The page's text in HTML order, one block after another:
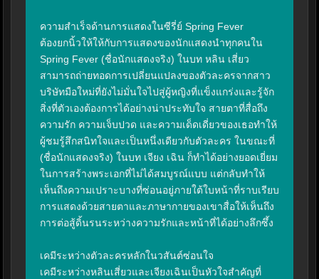
ความสำเร็จด้านการแสดงในซีรี่ย์ Spring Fever
ต้องยกนิ้วให้ให้กับการแสดงของนักแสดงนำทุกคนใน
Spring Fever (ชื่อนักแสดงจริง) ในบท หลิน เสี่ยว
สามารถถ่ายทอดการเปลี่ยนแปลงของตัวละครจากสาว
บริษัทมือใหม่ที่ยังไม่มั่นใจไปสู่ผู้หญิงที่แข็งแกร่งและรู้จัก
สิ่งที่ตัวเองต้องการได้อย่างน่าประทับใจ สายตาที่สื่อถึง
ความรัก ความเจ็บปวด และความเด็ดเดี่ยวของเธอทำให้
ผู้ชมรู้สึกสนิทใจและเป็นหนึ่งเดียวกับตัวละคร ในขณะที่
(ชื่อนักแสดงจริง) ในบท เจียง เฉิน ก็ทำได้อย่างยอดเยี่ยม
ในการสร้างพระเอกที่ไม่ได้สมบูรณ์แบบ แต่กลับทำให้
เห็นถึงความเปราะบางที่ซ่อนอยู่ภายใต้ใบหน้าที่ราบเรียบ
การแสดงด้วยสายตาและภาษากายของเขาสื่อให้เห็นถึง
การต่อสู้ดิ้นรนระหว่างความรักและหน้าที่ได้อย่างลึกซึ้ง
เคมีระหว่างตัวละครหลักในวสันต์ซ่อนใจ
เคมีระหว่างหลินเสี่ยวและเจียงเฉินเป็นหัวใจสำคัญที่